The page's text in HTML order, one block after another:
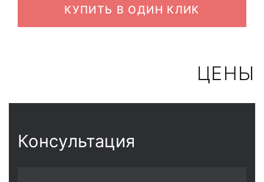
КУПИТЬ В ОДИН КЛИК
ЦЕНЫ
Консультация